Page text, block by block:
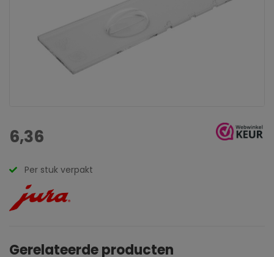
Per stuk verpakt
6,36
Gerelateerde producten